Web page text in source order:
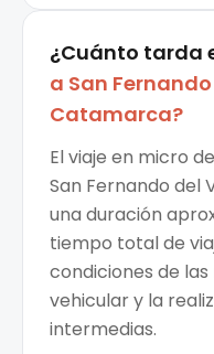
¿Cuánto tarda
a San
Catamarca?
El viaje en micro
San Fernando del
una duración
tiempo total de
condiciones de
vehicular y la
intermedias.